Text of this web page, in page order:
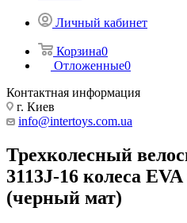
Личный кабинет
Корзина0
Отложенные0
Контактная информация
г. Киев
info@intertoys.com.ua
Трехколесный
3113J-16 колеса
(черный мат)